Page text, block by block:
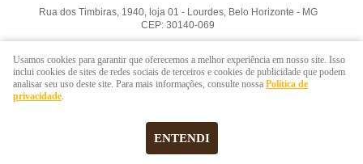
Rua dos Timbiras, 1940, loja 01 - Lourdes, Belo Horizonte - MG
CEP: 30140-069
LOJA VIRTUAL CRIADA POR
Usamos cookies para garantir que oferecemos a melhor experiência em nosso site. Isso
inclui cookies de sites de redes sociais de terceiros e cookies de publicidade que podem
analisar seu uso deste site. Para mais informações, consulte nossa Política de
privacidade.
ENTENDI